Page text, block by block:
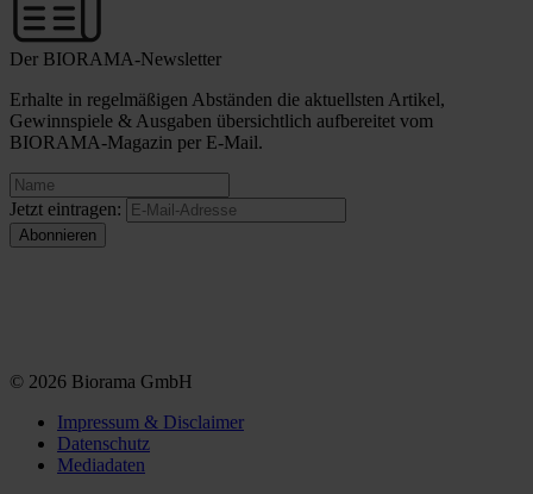
Der BIORAMA-Newsletter
Erhalte in regelmäßigen Abständen die aktuellsten Artikel,
Gewinnspiele & Ausgaben übersichtlich aufbereitet vom
BIORAMA-Magazin per E-Mail.
Jetzt eintragen:
© 2026 Biorama GmbH
Impressum & Disclaimer
Datenschutz
Mediadaten